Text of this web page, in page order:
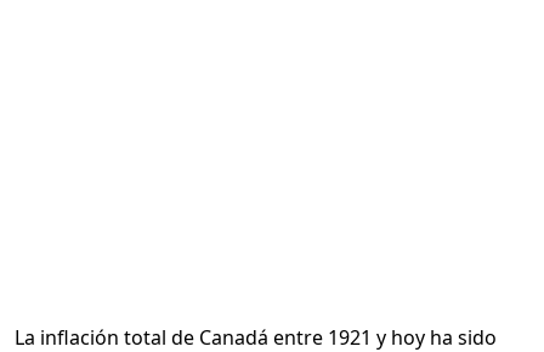
La inflación total de Canadá entre 1921 y hoy ha sido